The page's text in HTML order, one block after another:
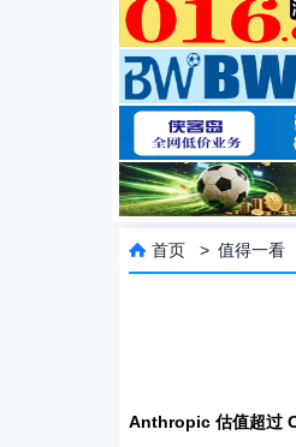
 首页 >值得一看
Anthropic 估值超过